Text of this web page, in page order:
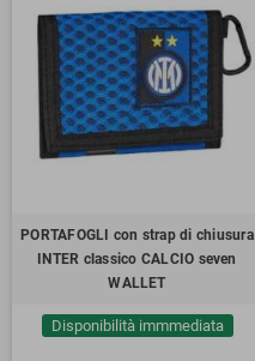
PORTAFOGLI con strap di chiusura
INTER classico CALCIO seven
WALLET
Disponibilità immmediata